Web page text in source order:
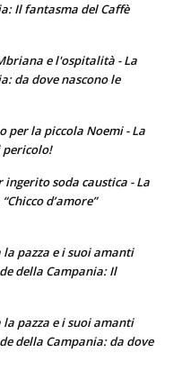
Il fantasma del Caffè
e l'ospitalità - La
da dove nascono le
la piccola Noemi - La
pericolo!
soda caustica - La
d’amore”
pazza e i suoi amanti
della Campania: Il
pazza e i suoi amanti
della Campania: da dove